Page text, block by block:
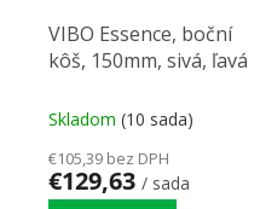
VIBO Essence, boční
kôš, 150mm, sivá, ľavá
Skladom (10 sada)
€105,39 bez DPH
€129,63 / sada